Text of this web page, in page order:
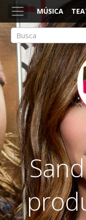
MÚSICA
ACESSO
Arte, Cultura Pop e